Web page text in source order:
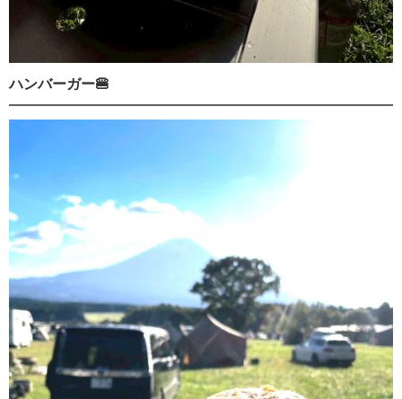
ハンバーガー🍔